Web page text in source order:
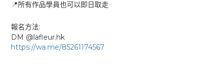
📍所有作品學員也可以即日取走
報名方法:
DM @lafleur.hk
https://wa.me/85261174567